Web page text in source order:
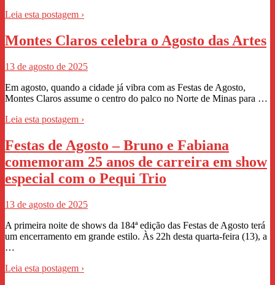
Leia esta postagem ›
Montes Claros celebra o Agosto das Artes
13 de agosto de 2025
Em agosto, quando a cidade já vibra com as Festas de Agosto,
Montes Claros assume o centro do palco no Norte de Minas para …
Leia esta postagem ›
Festas de Agosto – Bruno e Fabiana
comemoram 25 anos de carreira em show
especial com o Pequi Trio
13 de agosto de 2025
A primeira noite de shows da 184ª edição das Festas de Agosto terá
um encerramento em grande estilo. Às 22h desta quarta-feira (13), a
…
Leia esta postagem ›